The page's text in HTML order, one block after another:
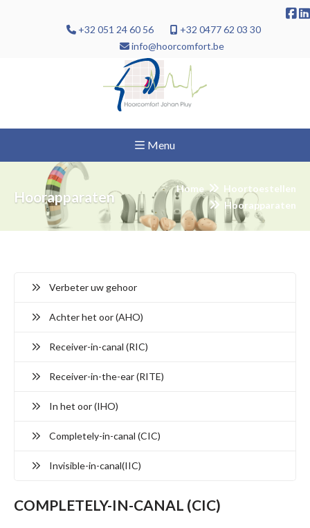
+32 051 24 60 56
+32 0477 62 03 30
info@hoorcomfort.be
Menu
Hoorapparaten Home
Hoortoestellen
Hoorapparaten
Verbeter uw gehoor
Achter het oor (AHO)
Receiver-in-canal (RIC)
Receiver-in-the-ear (RITE)
In het oor (IHO)
Completely-in-canal (CIC)
Invisible-in-canal(IIC)
COMPLETELY-IN-CANAL (CIC)